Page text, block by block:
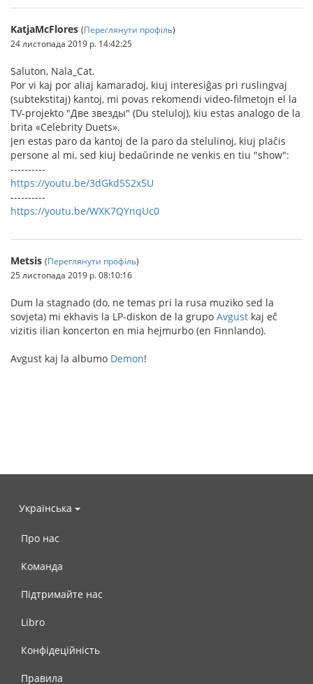
KatjaMcFlores (Переглянути профіль)
24 листопада 2019 р. 14:42:25
Saluton, Nala_Cat.
Por vi kaj por aliaj kamaradoj, kiuj interesiĝas pri ruslingvaj
(subtekstitaj) kantoj, mi povas rekomendi video-filmetojn el la
TV-projekto "Две звезды" (Du steluloj), kiu estas analogo de la
brita «Celebrity Duets».
Jen estas paro da kantoj de la paro da stelulinoj, kiuj plaĉis
persone al mi, sed kiuj bedaŭrinde ne venkis en tiu "show":
----------
https://youtu.be/3dGkd5S2x5U
----------
https://youtu.be/WXK7QYnqUc0
Metsis (Переглянути профіль)
25 листопада 2019 р. 08:10:16
Dum la stagnado (do, ne temas pri la rusa muziko sed la
sovjeta) mi ekhavis la LP-diskon de la grupo Avgust kaj eĉ
vizitis ilian koncerton en mia hejmurbo (en Finnlando).
Avgust kaj la albumo Demon!
Українська
Про нас
Команда
Підтримайте нас
Libro
Конфідеційність
Правила